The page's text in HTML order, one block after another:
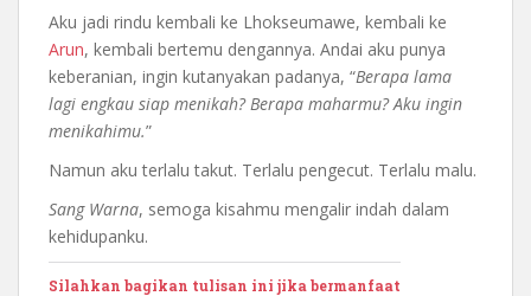
Aku jadi rindu kembali ke Lhokseumawe, kembali ke
Arun, kembali bertemu dengannya. Andai aku punya
keberanian, ingin kutanyakan padanya, “Berapa lama
lagi engkau siap menikah? Berapa maharmu? Aku ingin
menikahimu.”
Namun aku terlalu takut. Terlalu pengecut. Terlalu malu.
Sang Warna, semoga kisahmu mengalir indah dalam
kehidupanku.
Silahkan bagikan tulisan ini jika bermanfaat